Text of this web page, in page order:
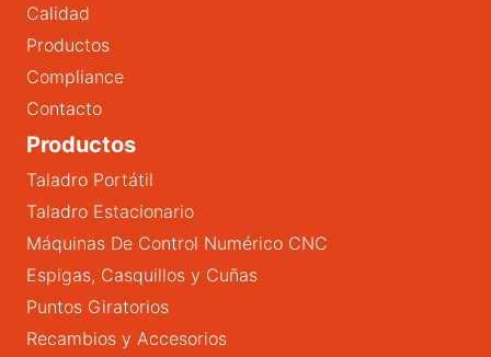
Calidad
Productos
Compliance
Contacto
Productos
Taladro Portátil
Taladro Estacionario
Máquinas De Control Numérico CNC
Espigas, Casquillos y Cuñas
Puntos Giratorios
Recambios y Accesorios